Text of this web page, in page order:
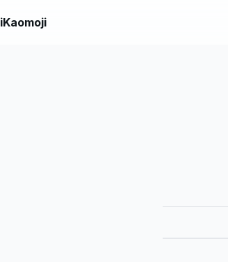
iKaomoji